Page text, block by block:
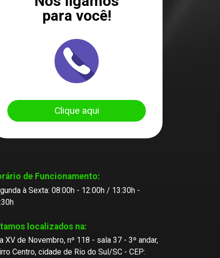
para você!
Clique aqui
de Funcionamento:
à Sexta: 08:00h - 12:00h / 13:30h -
localizados na:
XV de Novembro, nº 118 - sala 37 - 3º andar,
Centro, cidade de Rio do Sul/SC - CEP: